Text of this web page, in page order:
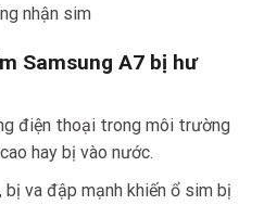
nhận sim
Samsung A7 bị hư
điện thoại trong môi trường
hay bị vào nước.
va đập mạnh khiến ổ sim bị